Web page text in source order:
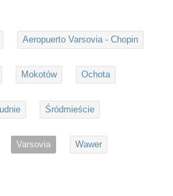
Aeropuerto Varsovia - Chopin
Mokotów Ochota
Śródmieście
Varsovia Wawer